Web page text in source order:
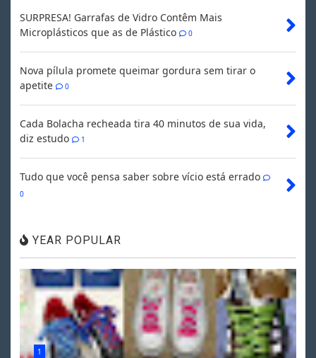
SURPRESA! Garrafas de Vidro Contêm Mais
Microplásticos que as de Plástico
0
Nova pílula promete queimar gordura sem tirar o
apetite
0
Cada Bolacha recheada tira 40 minutos de sua vida,
diz estudo
1
Tudo que você pensa saber sobre vício está errado
0
YEAR POPULAR
1